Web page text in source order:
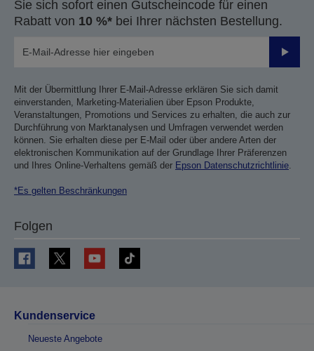
Sie sich sofort einen Gutscheincode für einen
Rabatt von 10 %* bei Ihrer nächsten Bestellung.
Mit der Übermittlung Ihrer E-Mail-Adresse erklären Sie sich damit
einverstanden, Marketing-Materialien über Epson Produkte,
Veranstaltungen, Promotions und Services zu erhalten, die auch zur
Durchführung von Marktanalysen und Umfragen verwendet werden
können. Sie erhalten diese per E-Mail oder über andere Arten der
elektronischen Kommunikation auf der Grundlage Ihrer Präferenzen
und Ihres Online-Verhaltens gemäß der Epson Datenschutzrichtlinie
*Es gelten Beschränkungen
Folgen
Kundenservice
Neueste Angebote